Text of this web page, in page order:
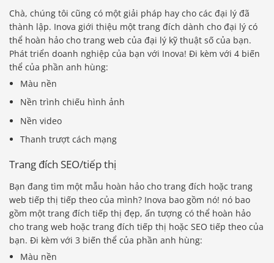
Chà, chúng tôi cũng có một giải pháp hay cho các đại lý đã
thành lập. Inova giới thiệu một trang đích dành cho đại lý có
thể hoàn hảo cho trang web của đại lý kỹ thuật số của bạn.
Phát triển doanh nghiệp của bạn với Inova! Đi kèm với 4 biến
thể của phần anh hùng:
Màu nền
Nền trình chiếu hình ảnh
Nền video
Thanh trượt cách mạng
Trang đích SEO/tiếp thị
Bạn đang tìm một mẫu hoàn hảo cho trang đích hoặc trang
web tiếp thị tiếp theo của mình? Inova bao gồm nó! nó bao
gồm một trang đích tiếp thị đẹp, ấn tượng có thể hoàn hảo
cho trang web hoặc trang đích tiếp thị hoặc SEO tiếp theo của
bạn. Đi kèm với 3 biến thể của phần anh hùng:
Màu nền